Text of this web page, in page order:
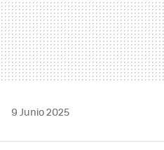
9 Junio 2025